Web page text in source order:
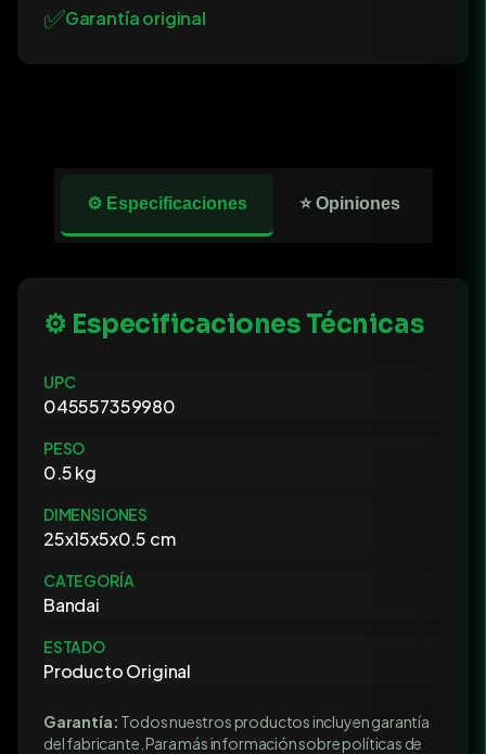
✅Garantía original
⚙️ Especificaciones ⭐ Opiniones
⚙️ Especificaciones Técnicas
UPC
045557359980
PESO
0.5 kg
DIMENSIONES
25x15x5x0.5 cm
CATEGORÍA
Bandai
ESTADO
Producto Original
Garantía: Todos nuestros productos incluyen garantía
del fabricante. Para más información sobre políticas de